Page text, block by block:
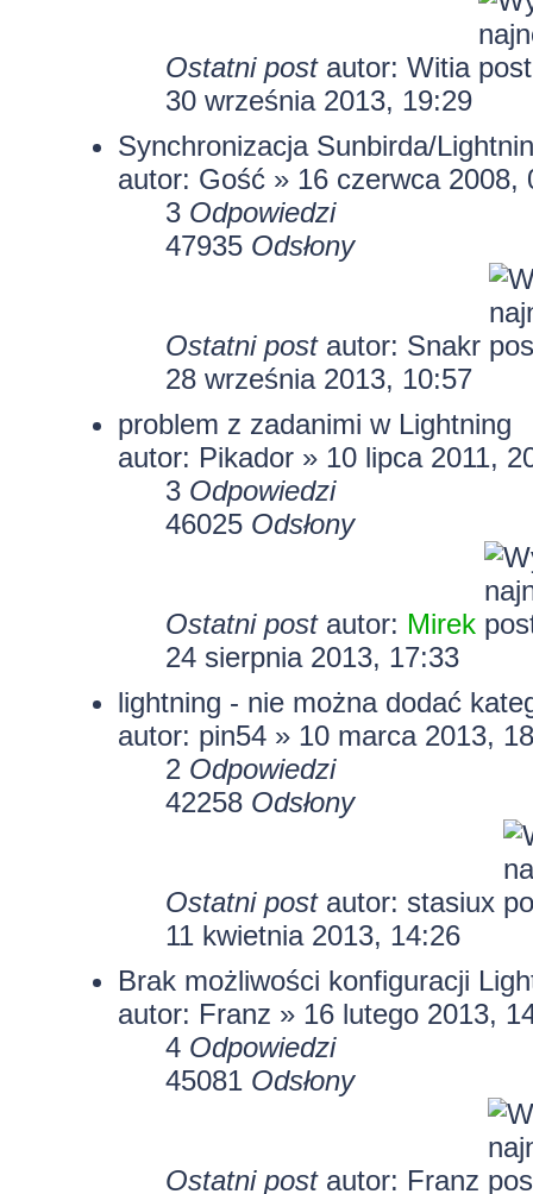
Ostatni post autor: Witia
30 września 2013, 19:29
Synchronizacja Sunbirda/
autor: Gość » 16 czerwca 2008,
3 Odpowiedzi
47935 Odsłony
Ostatni post autor: Snakr
28 września 2013, 10:57
problem z zadanimi w Lightning
autor: Pikador » 10 lipca 2011,
3 Odpowiedzi
46025 Odsłony
Ostatni post autor: Mirek
24 sierpnia 2013, 17:33
lightning - nie można dodać
autor: pin54» 10 marca 2013,
2 Odpowiedzi
42258 Odsłony
Ostatni post autor: stasiux
11 kwietnia 2013, 14:26
Brak możliwości konfiguracji
autor: Franz » 16 lutego 2013,
4 Odpowiedzi
45081 Odsłony
Ostatni post autor: Franz